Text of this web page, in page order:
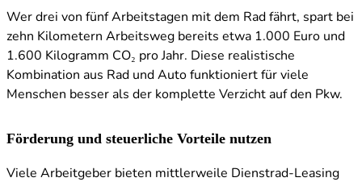
Wer drei von fünf Arbeitstagen mit dem Rad fährt, spart bei
zehn Kilometern Arbeitsweg bereits etwa 1.000 Euro und
1.600 Kilogramm CO₂ pro Jahr. Diese realistische
Kombination aus Rad und Auto funktioniert für viele
Menschen besser als der komplette Verzicht auf den Pkw.
Förderung und steuerliche Vorteile nutzen
Viele Arbeitgeber bieten mittlerweile Dienstrad-Leasing